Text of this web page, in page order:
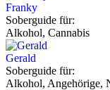
Franky
Soberguide für:
Alkohol, Cannabis
Gerald
Soberguide für:
Alkohol, Angehörige,